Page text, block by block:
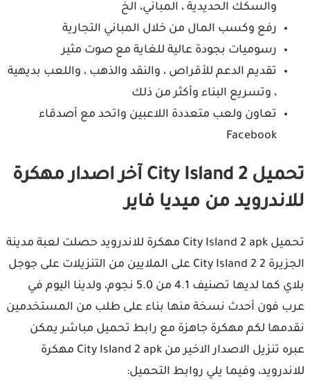
والسكك الحديدية ، المباني، الخ
رفع وكسب المال من خلال المباني التجارية
رسوميات بجودة عالية للغاية مع صوت مثير
تقديم الدعم للأقراص ، والنقد والذهب ، واللعب بديهية
، وتسريع البناء وأكثر من ذلك
تعاون ولعب متعددة اللاعبين واتحد مع أصدقاء
Facebook
تحميل City Island 2 آخر اصدار مهكرة
من ميديا فاير
تحميل City Island 2 apk مهكرة للاندرويد حصلت لعبة مدينة
الجزيرة 2 City Island 2 على الملايين من التنزيلات على جوجل
بلاي كما لديها تصنيف 4.1 من 5.0 نجوم، ولدينا اليوم في
فون أحدث نسخة منها بناء على طلب من المستخدمين
لكم مهكرة جاهزة مع رابط تحميل مباشر يمكن
عبره تنزيل الاصدار الاخير من City Island 2 apk مهكرة
وفيما يلي روابط التحميل: